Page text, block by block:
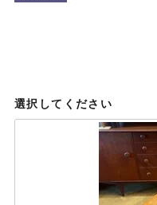
選択してください